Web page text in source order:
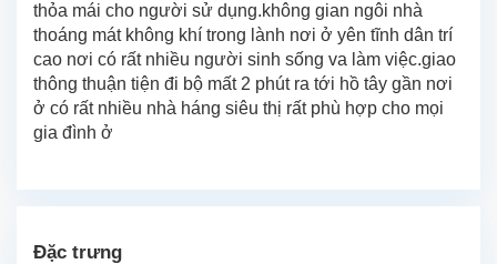
thỏa mái cho người sử dụng.không gian ngôi nhà
thoáng mát không khí trong lành nơi ở yên tĩnh dân trí
cao nơi có rất nhiều người sinh sống va làm việc.giao
thông thuận tiện đi bộ mất 2 phút ra tới hồ tây gần nơi
ở có rất nhiều nhà háng siêu thị rất phù hợp cho mọi
gia đình ở
Đặc trưng